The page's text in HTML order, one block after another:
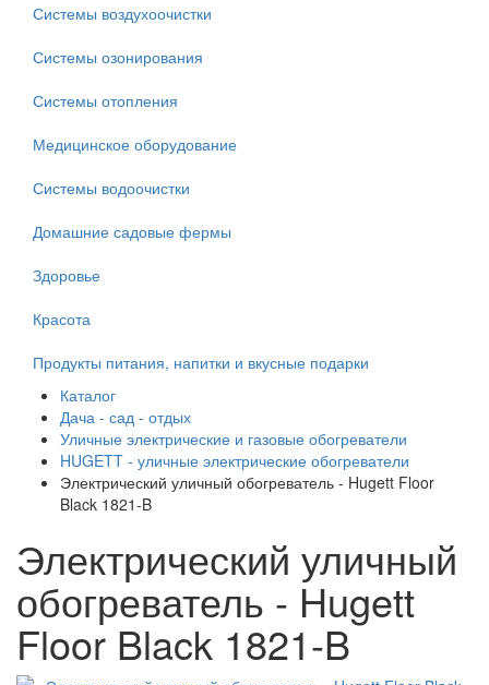
Системы воздухоочистки
Системы озонирования
Системы отопления
Медицинское оборудование
Системы водоочистки
Домашние садовые фермы
Здоровье
Красота
Продукты питания, напитки и вкусные подарки
Каталог
Дача - сад - отдых
Уличные электрические и газовые обогреватели
HUGETT - уличные электрические обогреватели
Электрический уличный обогреватель - Hugett Floor
Black 1821-B
Электрический уличный
обогреватель - Hugett
Floor Black 1821-B